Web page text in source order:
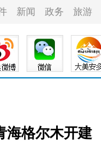
新闻 政务 旅游
海格尔木开建